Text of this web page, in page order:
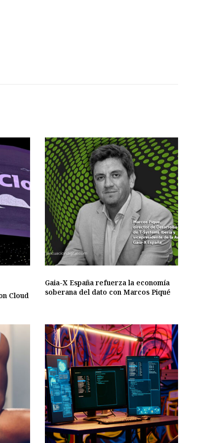
Cloud
Gaia-X España refuerza la economía
soberana del dato con Marcos Piqué